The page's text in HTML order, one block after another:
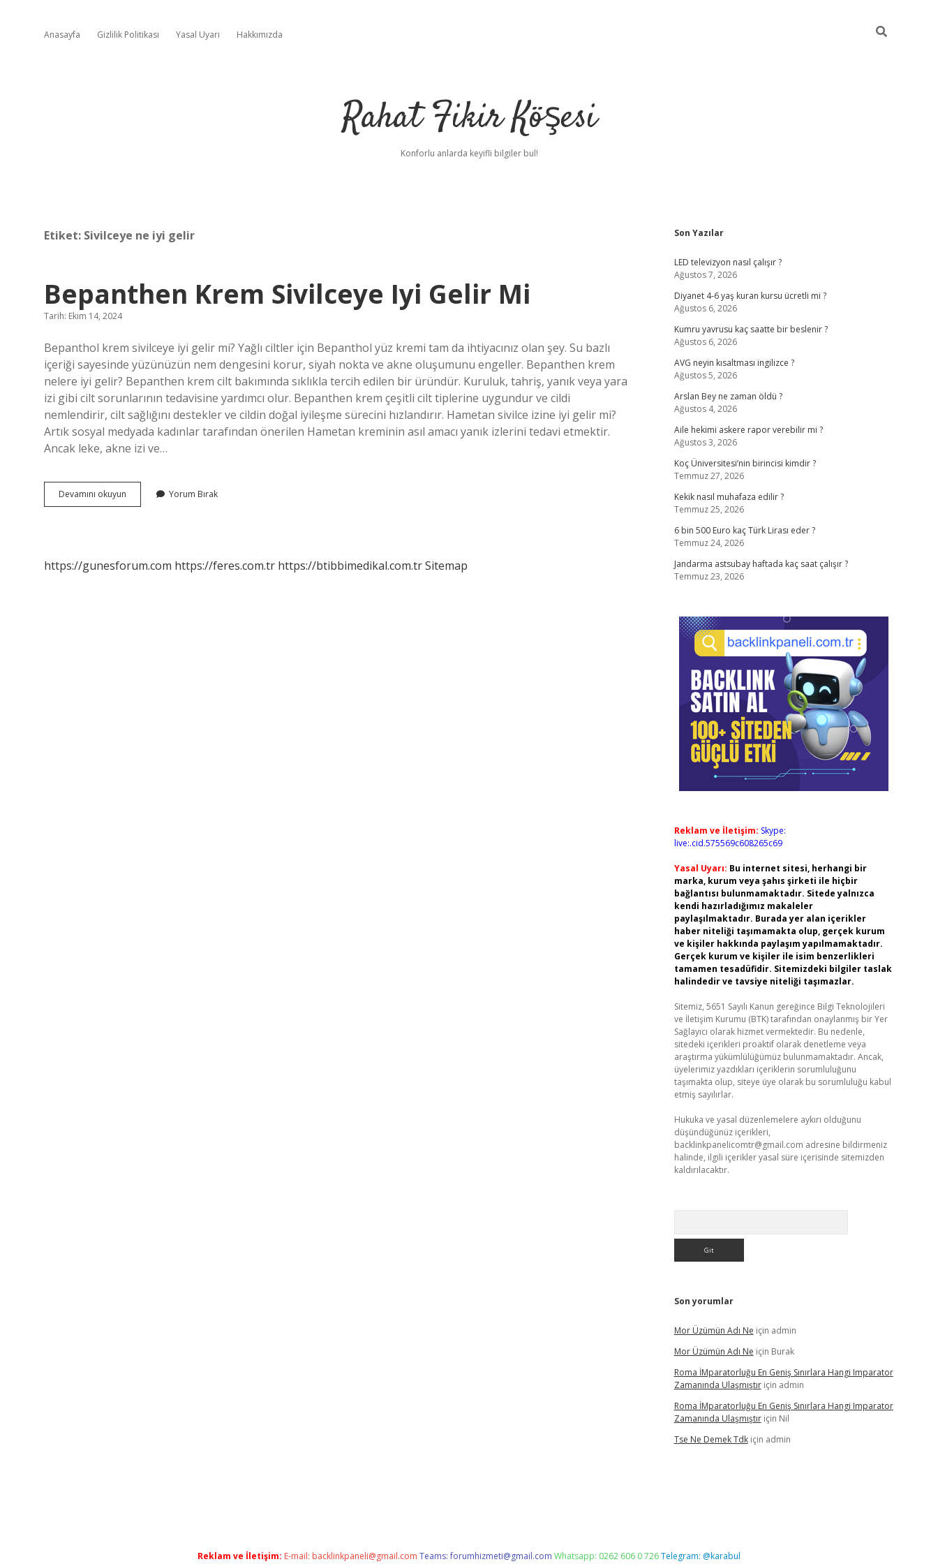
Anasayfa Gizlilik Politikası Yasal Uyarı Hakkımızda
Rahat Fikir Köşesi
Konforlu anlarda keyifli bilgiler bul!
Etiket: Sivilceye ne iyi gelir
Bepanthen Krem Sivilceye Iyi Gelir Mi
Tarih: Ekim 14, 2024
Bepanthol krem sivilceye iyi gelir mi? Yağlı ciltler için Bepanthol yüz kremi tam da ihtiyacınız olan şey. Su bazlı
içeriği sayesinde yüzünüzün nem dengesini korur, siyah nokta ve akne oluşumunu engeller. Bepanthen krem
nelere iyi gelir? Bepanthen krem ​​cilt bakımında sıklıkla tercih edilen bir üründür. Kuruluk, tahriş, yanık veya yara
izi gibi cilt sorunlarının tedavisine yardımcı olur. Bepanthen krem ​​çeşitli cilt tiplerine uygundur ve cildi
nemlendirir, cilt sağlığını destekler ve cildin doğal iyileşme sürecini hızlandırır. Hametan sivilce izine iyi gelir mi?
Artık sosyal medyada kadınlar tarafından önerilen Hametan kreminin asıl amacı yanık izlerini tedavi etmektir.
Ancak leke, akne izi ve…
Devamını okuyun Bepanthen
Krem
Yorum Bırak
https://gunesforum.com https://feres.com.tr https://btibbimedikal.com.trSitemap
Sidebar
Son Yazılar
LED televizyon nasıl çalışır ?
Ağustos 7, 2026
Diyanet 4-6 yaş kuran kursu ücretli mi ?
Ağustos 6, 2026
Kumru yavrusu kaç saatte bir beslenir ?
Ağustos 6, 2026
AVG neyin kısaltması ingilizce ?
Ağustos 5, 2026
Arslan Bey ne zaman öldü ?
Ağustos 4, 2026
Aile hekimi askere rapor verebilir mi ?
Ağustos 3, 2026
Koç Üniversitesi’nin birincisi kimdir ?
Temmuz 27, 2026
Kekik nasıl muhafaza edilir ?
Temmuz 25, 2026
6 bin 500 Euro kaç Türk Lirası eder ?
Temmuz 24, 2026
Jandarma astsubay haftada kaç saat çalışır ?
Temmuz 23, 2026
Reklam ve İletişim: Skype:
live:.cid.575569c608265c69
Yasal Uyarı: Bu internet sitesi, herhangi bir
marka, kurum veya şahıs şirketi ile hiçbir
bağlantısı bulunmamaktadır. Sitede yalnızca
kendi hazırladığımız makaleler
paylaşılmaktadır. Burada yer alan içerikler
haber niteliği taşımamakta olup, gerçek kurum
ve kişiler hakkında paylaşım yapılmamaktadır.
Gerçek kurum ve kişiler ile isim benzerlikleri
tamamen tesadüfidir. Sitemizdeki bilgiler taslak
halindedir ve tavsiye niteliği taşımazlar.
Sitemiz, 5651 Sayılı Kanun gereğince Bilgi Teknolojileri
ve İletişim Kurumu (BTK) tarafından onaylanmış bir Yer
Sağlayıcı olarak hizmet vermektedir. Bu nedenle,
sitedeki içerikleri proaktif olarak denetleme veya
araştırma yükümlülüğümüz bulunmamaktadır. Ancak,
üyelerimiz yazdıkları içeriklerin sorumluluğunu
taşımakta olup, siteye üye olarak bu sorumluluğu kabul
etmiş sayılırlar.
Hukuka ve yasal düzenlemelere aykırı olduğunu
düşündüğünüz içerikleri,
backlinkpanelicomtr@gmail.com adresine bildirmeniz
halinde, ilgili içerikler yasal süre içerisinde sitemizden
kaldırılacaktır.
Son yorumlar
Mor Üzümün Adı Ne için admin
Mor Üzümün Adı Ne için Burak
Roma İMparatorluğu En Geniş Sınırlara Hangi Imparator
Zamanında Ulaşmıştıriçin admin
Roma İMparatorluğu En Geniş Sınırlara Hangi Imparator
Zamanında Ulaşmıştıriçin Nil
Tse Ne Demek Tdkiçin admin
ilbet yeni giriş
Reklam ve İletişim: E-mail: backlinkpaneli@gmail.com Teams:forumhizmeti@gmail.com Whatsapp: 0262 606 0 726Telegram: @karabul